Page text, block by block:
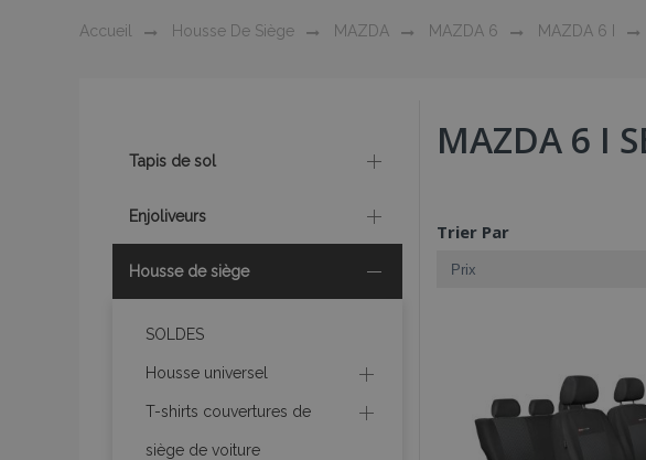
Accueil Housse De Siège MAZDA MAZDA 6 MAZDA 6 I
MAZDA 6 I
Trier Par
Tapis de sol
Enjoliveurs
Housse de siège
SOLDES
Housse universel
T-shirts couvertures de
siège de voiture